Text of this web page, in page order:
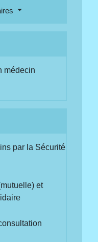
médecin
par la Sécurité
et